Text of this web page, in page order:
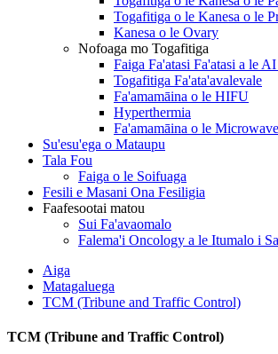
Togafitiga o le Kanesa o le
Kanesa o le Ovary
Nofoaga mo Togafitiga
Faiga Fa'atasi Fa'atasi a le
Togafitiga Fa'ata'avalevale
Fa'amamāina o le HIFU
Hyperthermia
Fa'amamāina o le Microwave
Su'esu'ega o Mataupu
Tala Fou
Faiga o le Soifuaga
Fesili e Masani Ona Fesiligia
Faafesootai matou
Sui Fa'avaomalo
Falema'i Oncology a le Itumalo i
Aiga
Matagaluega
TCM (Tribune and Traffic Control)
TCM (Tribune and Traffic Control)